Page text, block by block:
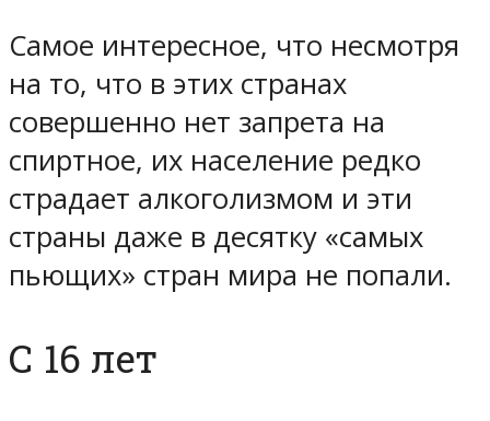
Самое интересное, что несмотря
на то, что в этих странах
совершенно нет запрета на
спиртное, их население редко
страдает алкоголизмом и эти
страны даже в десятку «самых
пьющих» стран мира не попали.
С 16 лет